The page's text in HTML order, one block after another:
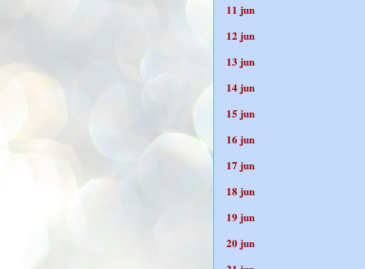
11 jun
12 jun
13 jun
14 jun
15 jun
16 jun
17 jun
18 jun
19 jun
20 jun